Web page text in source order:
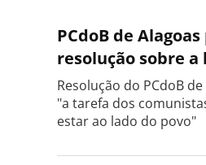
PCdoB de
resolução sobre a
Resolução do PCdoB
"a tarefa dos
estar ao lado do povo"